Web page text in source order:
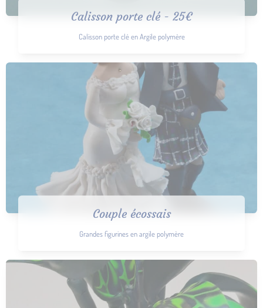
Calisson porte clé - 25€
Calisson porte clé en Argile polymère
Couple écossais
Grandes figurines en argile polymère